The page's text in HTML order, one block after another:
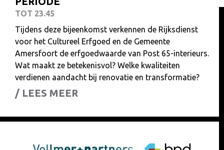
TOT 23.45
Tijdens deze bijeenkomst verkennen de Rijksdienst
voor het Cultureel Erfgoed en de Gemeente
Amersfoort de erfgoedwaarde van Post 65-interieurs.
Wat maakt ze betekenisvol? Welke kwaliteiten
verdienen aandacht bij renovatie en transformatie?
/ LEES MEER